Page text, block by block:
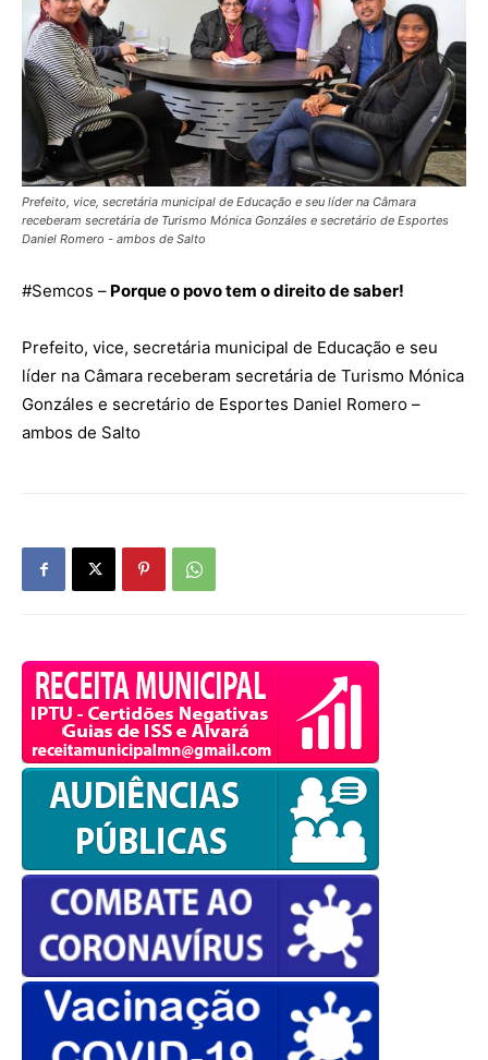
Prefeito, vice, secretária municipal de Educação e seu líder na Câmara
receberam secretária de Turismo Mónica Gonzáles e secretário de Esportes
Daniel Romero - ambos de Salto
#Semcos – Porque o povo tem o direito de saber!
Prefeito, vice, secretária municipal de Educação e seu
líder na Câmara receberam secretária de Turismo Mónica
Gonzáles e secretário de Esportes Daniel Romero –
ambos de Salto